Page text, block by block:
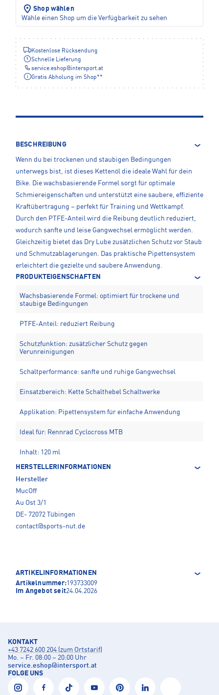
Shop wählen
Wähle einen Shop um die Verfügbarkeit zu sehen
Kostenlose Rücksendung
Schnelle Lieferung
service.eshop@intersport.at
Gratis Abholung im Shop**
BESCHREIBUNG
Wenn du bei trockenen und staubigen Bedingungen
unterwegs bist, ist dieses Kettenöl die ideale Wahl für dein
Bike. Die wachsbasierende Formel sorgt für optimale
Schmiereigenschaften und unterstützt eine saubere, effiziente
Kraftübertragung – perfekt für Training und Wettkampf.
Durch den PTFE-Anteil wird die Reibung deutlich reduziert,
wodurch sanfte und leise Gangwechsel ermöglicht werden.
Gleichzeitig bietet das Dry Lube zusätzlichen Schutz vor Staub
und Schmutzablagerungen. Das praktische Pipettensystem
erleichtert die gezielte und saubere Anwendung.
PRODUKTEIGENSCHAFTEN
Wachsbasierende Formel: optimiert für trockene und
staubige Bedingungen
PTFE-Anteil: reduziert Reibung
Schutzfunktion: zusätzlicher Schutz gegen
Verunreinigungen
Schaltperformance: sanfte und ruhige Gangwechsel
Einsatzbereich: Kette Schalthebel Schaltwerke
Applikation: Pipettensystem für einfache Anwendung
Ideal für: Rennrad Cyclocross MTB
Inhalt: 120 ml
HERSTELLERINFORMATIONEN
Hersteller
MucOff
Au Ost 3/1
DE- 72072 Tübingen
contact@sports-nut.de
ARTIKELINFORMATIONEN
Artikelnummer:193733009
Im Angebot seit24.04.2026
KONTAKT
+43 7242 600 204 (zum Ortstarif)
Mo. – Fr. 08:00 – 20:00 Uhr
service.eshop@intersport.at
FOLGE UNS